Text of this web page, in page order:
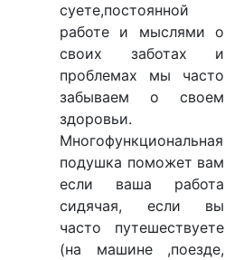
суете,постоянной
работе и мыслями о
своих заботах и
проблемах мы часто
забываем о своем
здоровьи.
Многофункциональная
подушка поможет вам
если ваша работа
сидячая, если вы
часто путешествуете
(на машине ,поезде,